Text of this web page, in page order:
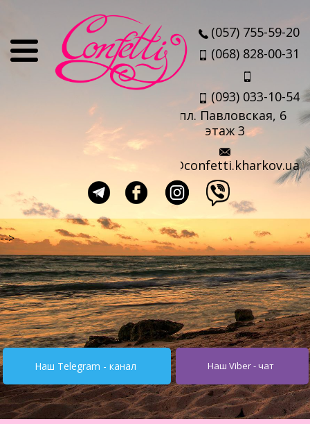
Отзывы
Выезд агента
Прокат чемоданов
Такси в аэропорт
Travel-sim
Страны
Турция от $195
Кипр от $251
Египет от $252
(057) 755-59-20
(068) 828-00-31
(093) 033-10-54
пл. Павловская, 6
этаж 3
info@confetti.kharkov.ua
-->
Наш Telegram - канал Наш Viber - чат